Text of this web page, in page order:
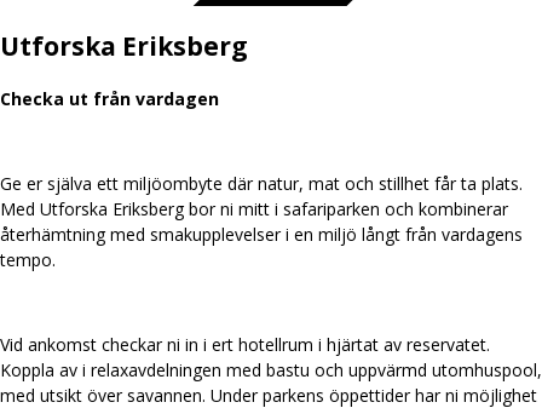
Utforska Eriksberg
Checka ut från vardagen
Ge er själva ett miljöombyte där natur, mat och stillhet får ta plats.
Med Utforska Eriksberg bor ni mitt i safariparken och kombinerar
återhämtning med smakupplevelser i en miljö långt från vardagens
tempo.
Vid ankomst checkar ni in i ert hotellrum i hjärtat av reservatet.
Koppla av i relaxavdelningen med bastu och uppvärmd utomhuspool,
med utsikt över savannen. Under parkens öppettider har ni möjlighet